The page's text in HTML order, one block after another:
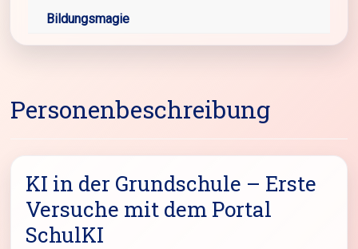
Bildungsmagie
Personenbeschreibung
KI in der Grundschule – Erste
Versuche mit dem Portal
SchulKI